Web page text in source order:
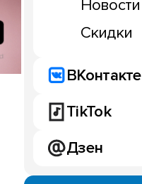
Новости
Скидки
ВКонтакте
TikTok
Дзен